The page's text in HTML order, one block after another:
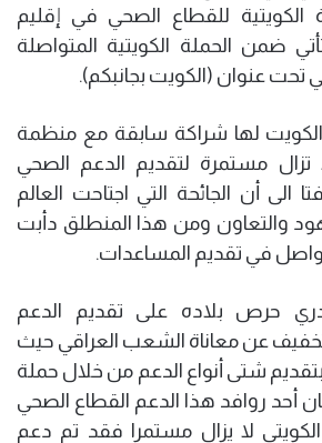
الكويتية للقطاع الصحي في إقليم
ضمن الحملة الكويتية المتواصلة
تحت عنوان (الكويت بجانبكم).
الكويت لها شراكة سابقة مع منظمة
تزال مستمرة لتقديم الدعم الصحي
الى أن الجائحة التي اجتاحت العالم
والتعاون ومن هذا المنطلق دأبت
في تقديم المساعدات.
حرص بلاده على تقديم الدعم
عن معاناة الشعب العراقي حيث
شتى أنواع الدعم من خلال حملة
أحد روافد هذا الدعم القطاع الصحي
الكويتي لا يزال مستمرا فقد تم دعم